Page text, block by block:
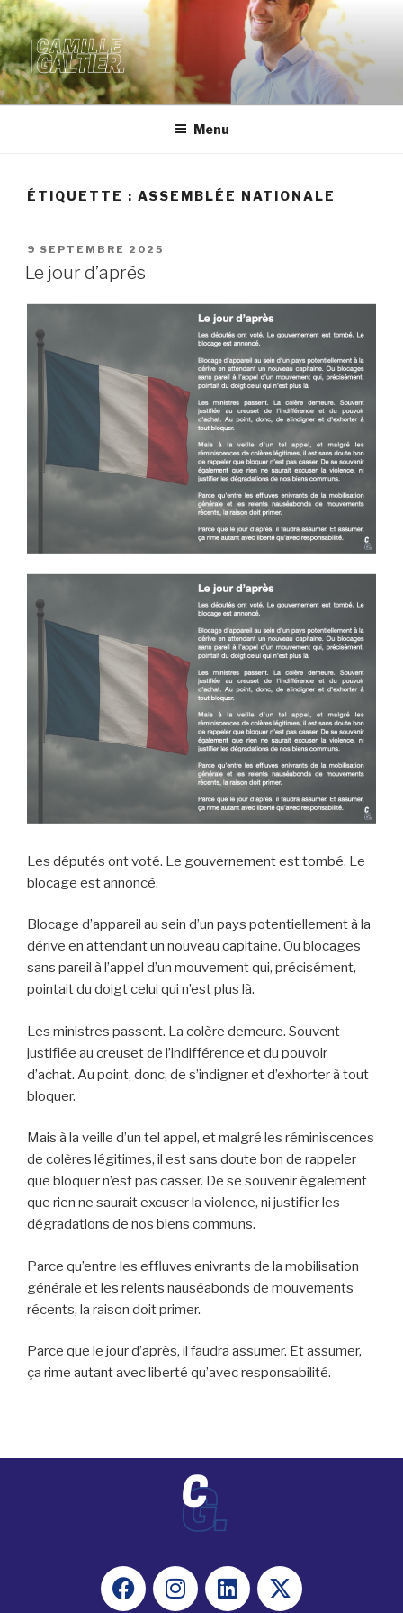
SITE OFFICIEL DE CAMILLE
Menu
ÉTIQUETTE : ASSEMBLÉE NATIONALE
9 SEPTEMBRE 2025
Le jour d’après
Les députés ont voté. Le gouvernement est tombé. Le
blocage est annoncé.
Blocage d’appareil au sein d’un pays potentiellement à la
dérive en attendant un nouveau capitaine. Ou blocages
sans pareil à l’appel d’un mouvement qui, précisément,
pointait du doigt celui qui n’est plus là.
Les ministres passent. La colère demeure. Souvent
justifiée au creuset de l’indifférence et du pouvoir
d’achat. Au point, donc, de s’indigner et d’exhorter à tout
bloquer.
Mais à la veille d’un tel appel, et malgré les réminiscences
de colères légitimes, il est sans doute bon de rappeler
que bloquer n’est pas casser. De se souvenir également
que rien ne saurait excuser la violence, ni justifier les
dégradations de nos biens communs.
Parce qu’entre les effluves enivrants de la mobilisation
générale et les relents nauséabonds de mouvements
récents, la raison doit primer.
Parce que le jour d’après, il faudra assumer. Et assumer,
ça rime autant avec liberté qu’avec responsabilité.